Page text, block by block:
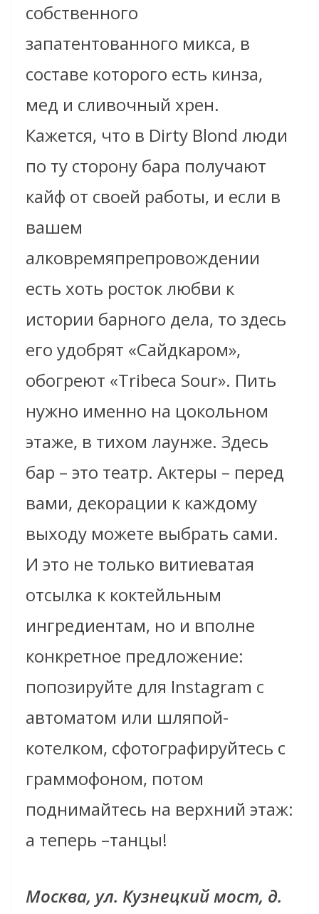
собственного
запатентованного микса, в
составе которого есть кинза,
мед и сливочный хрен.
Кажется, что в Dirty Blond люди
по ту сторону бара получают
кайф от своей работы, и если в
вашем
алковремяпрепровождении
есть хоть росток любви к
истории барного дела, то здесь
его удобрят «Сайдкаром»,
обогреют «Tribeca Sour». Пить
нужно именно на цокольном
этаже, в тихом лаунже. Здесь
бар – это театр. Актеры – перед
вами, декорации к каждому
выходу можете выбрать сами.
И это не только витиеватая
отсылка к коктейльным
ингредиентам, но и вполне
конкретное предложение:
попозируйте для Instagram с
автоматом или шляпой-
котелком, сфотографируйтесь с
граммофоном, потом
поднимайтесь на верхний этаж:
а теперь –танцы!
Москва, ул. Кузнецкий мост, д.